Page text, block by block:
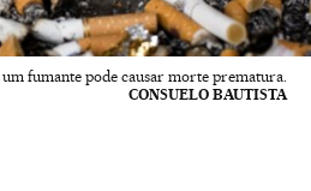
fumante pode causar morte prematura.
CONSUELO BAUTISTA